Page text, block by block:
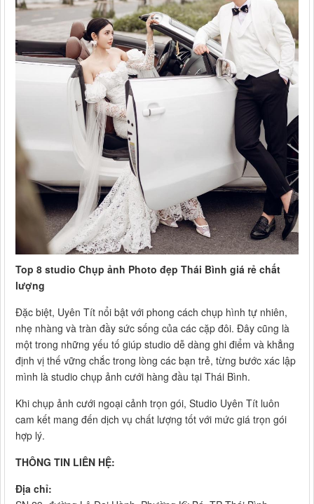
Top 8 studio Chụp ảnh Photo đẹp Thái Bình giá rẻ chất
lượng
Đặc biệt, Uyên Tít nổi bật với phong cách chụp hình tự nhiên,
nhẹ nhàng và tràn đầy sức sống của các cặp đôi. Đây cũng là
một trong những yếu tố giúp studio dễ dàng ghi điểm và khẳng
định vị thế vững chắc trong lòng các bạn trẻ, từng bước xác lập
mình là studio chụp ảnh cưới hàng đầu tại Thái Bình.
Khi chụp ảnh cưới ngoại cảnh trọn gói, Studio Uyên Tít luôn
cam kết mang đến dịch vụ chất lượng tốt với mức giá trọn gói
hợp lý.
THÔNG TIN LIÊN HỆ:
Địa chỉ: